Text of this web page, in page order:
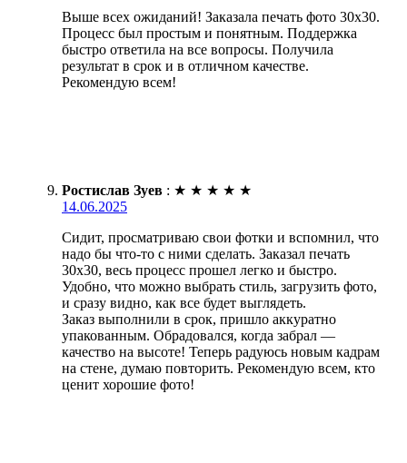
Выше всех ожиданий! Заказала печать фото 30х30.
Процесс был простым и понятным. Поддержка
быстро ответила на все вопросы. Получила
результат в срок и в отличном качестве.
Рекомендую всем!
Ростислав Зуев : ★ ★ ★ ★ ★
14.06.2025
Сидит, просматриваю свои фотки и вспомнил, что
надо бы что-то с ними сделать. Заказал печать
30х30, весь процесс прошел легко и быстро.
Удобно, что можно выбрать стиль, загрузить фото,
и сразу видно, как все будет выглядеть.
Заказ выполнили в срок, пришло аккуратно
упакованным. Обрадовался, когда забрал —
качество на высоте! Теперь радуюсь новым кадрам
на стене, думаю повторить. Рекомендую всем, кто
ценит хорошие фото!